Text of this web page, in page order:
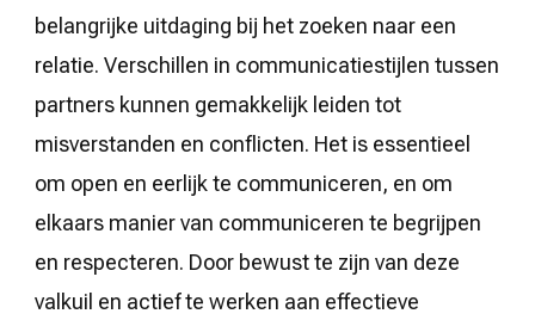
belangrijke uitdaging bij het zoeken naar een
relatie. Verschillen in communicatiestijlen tussen
partners kunnen gemakkelijk leiden tot
misverstanden en conflicten. Het is essentieel
om open en eerlijk te communiceren, en om
elkaars manier van communiceren te begrijpen
en respecteren. Door bewust te zijn van deze
valkuil en actief te werken aan effectieve